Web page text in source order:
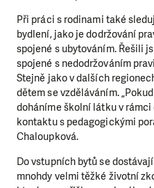
Při práci s rodinami také
bydlení, jako je dodržování
spojené s ubytováním. Řešili
spojené s nedodržováním
Stejně jako v dalších
dětem se vzděláváním.
doháníme školní látku v
kontaktu s pedagogickými
Chaloupková.
Do vstupních bytů se
mnohdy velmi těžké životní